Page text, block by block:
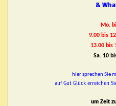
&
Mo.
9.00 bis
13.00 bis
Sa. 10
hier sprechen Sie
auf Gut Glück erreichen
um Zeit